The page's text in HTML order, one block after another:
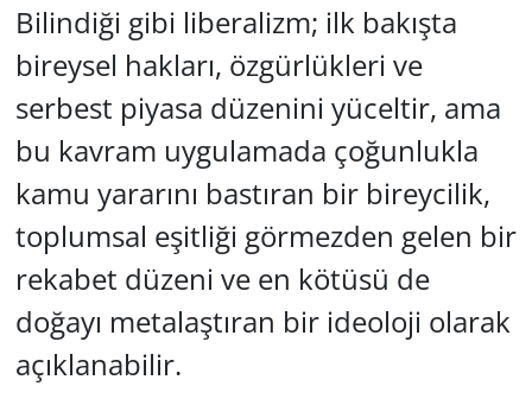
Bilindiği gibi liberalizm; ilk bakışta
bireysel hakları, özgürlükleri ve
serbest piyasa düzenini yüceltir, ama
bu kavram uygulamada çoğunlukla
kamu yararını bastıran bir bireycilik,
toplumsal eşitliği görmezden gelen bir
rekabet düzeni ve en kötüsü de
doğayı metalaştıran bir ideoloji olarak
açıklanabilir.